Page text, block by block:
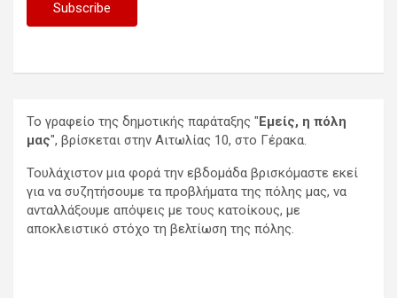
Το γραφείο της δημοτικής παράταξης "Εμείς, η πόλη
μας", βρίσκεται στην Αιτωλίας 10, στο Γέρακα.
Τουλάχιστον μια φορά την εβδομάδα βρισκόμαστε εκεί
για να συζητήσουμε τα προβλήματα της πόλης μας, να
ανταλλάξουμε απόψεις με τους κατοίκους, με
αποκλειστικό στόχο τη βελτίωση της πόλης.